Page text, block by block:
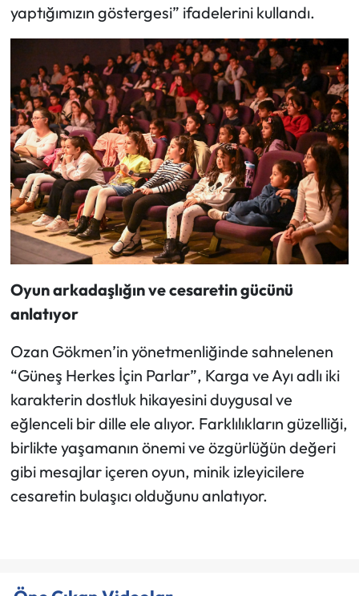
yaptığımızın göstergesi” ifadelerini kullandı.
Oyun arkadaşlığın ve cesaretin gücünü
anlatıyor
Ozan Gökmen’in yönetmenliğinde sahnelenen
“Güneş Herkes İçin Parlar”, Karga ve Ayı adlı iki
karakterin dostluk hikayesini duygusal ve
eğlenceli bir dille ele alıyor. Farklılıkların güzelliği,
birlikte yaşamanın önemi ve özgürlüğün değeri
gibi mesajlar içeren oyun, minik izleyicilere
cesaretin bulaşıcı olduğunu anlatıyor.